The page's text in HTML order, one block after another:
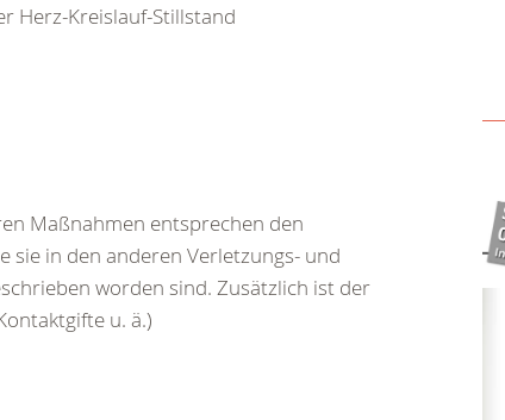
Herz-Kreislauf-Stillstand
Maßnahmen entsprechen den
sie in den anderen Verletzungs- und
worden sind. Zusätzlich ist der
u. ä.)